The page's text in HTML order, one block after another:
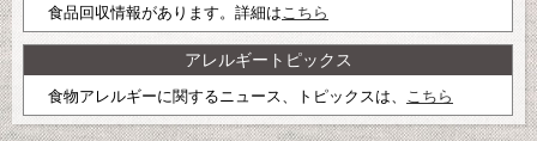
食品回収情報があります。詳細はこちら
アレルギートピックス
食物アレルギーに関するニュース、トピックスは、 こちら